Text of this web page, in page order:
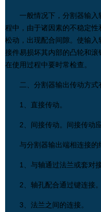
一般情况下，分割器输
程中，由于诸因素的不稳定
松动，出现配合间隙。使输
接件易损坏其内部的凸轮和滚
在使用过程中要时常检查。
二、分割器输出传动方式
1、直接传动。
2、间接传动。间接传动
与分割器输出端相连接的
1、与轴通过法兰或套对接
2、轴孔配合通过键连接。
3、法兰之间的连接。